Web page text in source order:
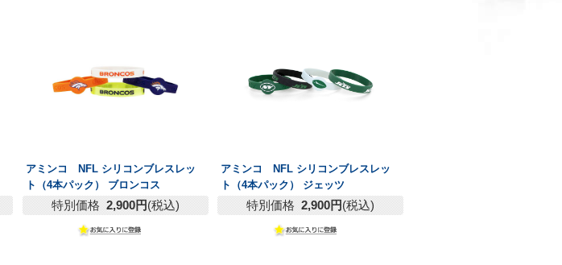
アミンコ NFL シリコンブレスレッ
ト（4本パック） ブロンコス
特別価格 2,900円(税込)
アミンコ NFL シリコンブレスレッ
ト（4本パック） ジェッツ
特別価格 2,900円(税込)